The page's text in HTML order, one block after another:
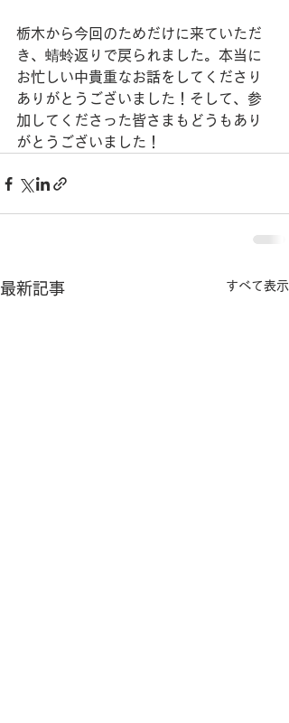
栃木から今回のためだけに来ていただ
き、蜻蛉返りで戻られました。本当に
お忙しい中貴重なお話をしてくださり
ありがとうございました！そして、参
加してくださった皆さまもどうもあり
がとうございました！
最新記事 すべて表示